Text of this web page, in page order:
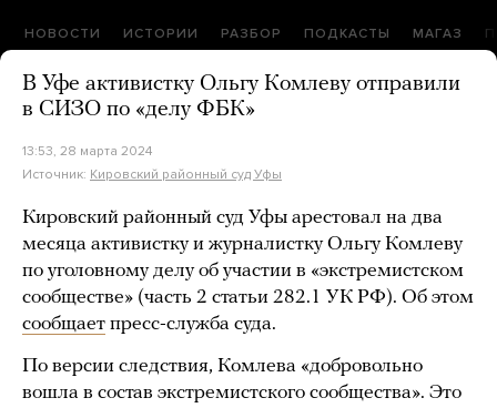
НОВОСТИ ИСТОРИИ РАЗБОР ПОДКАСТЫ МАГАЗ
В Уфе активистку Ольгу Комлеву отправили
в СИЗО по «делу ФБК»
13:53, 28 марта 2024
Источник: Кировский районный суд Уфы
Кировский районный суд Уфы арестовал на два
месяца активистку и журналистку Ольгу Комлеву
по уголовному делу об участии в «экстремистском
сообществе» (часть 2 статьи 282.1 УК РФ). Об этом
сообщает пресс-служба суда.
По версии следствия, Комлева «добровольно
вошла в состав экстремистского сообщества». Это